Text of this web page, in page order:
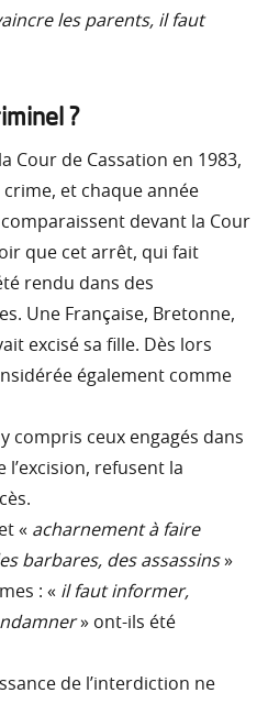
les parents, il faut
?
Cour de Cassation en 1983,
crime, et chaque année
devant la Cour
que cet arrêt, qui fait
rendu dans des
Une Française, Bretonne,
excisé sa fille. Dès lors
également comme
compris ceux engagés dans
l’excision, refusent la
« acharnement à faire
barbares, des assassins»
: « il faut informer,
» ont-ils été
de l’interdiction ne